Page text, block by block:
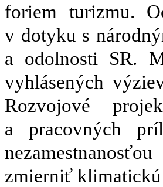
foriem turizmu.
v dotyku s
a odolnosti SR.
vyhlásených
Rozvojové
a pracovných
zmierniť